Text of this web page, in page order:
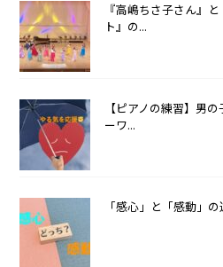
『高嶋ちさ子さん』
ト』の...
【ピアノの練習】男
ーワ...
「感心」と「感動」の